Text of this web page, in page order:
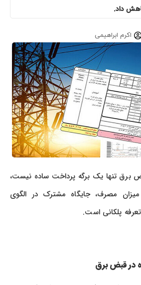
داد.
اکرم ابراهیمی
برق تنها یک برگه پرداخت ساده نیست،
مصرف، جایگاه مشترک در الگوی
پلکانی است.
قبض برق